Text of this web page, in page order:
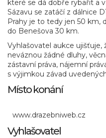
které se dá dobře rybařit a
Sázavu se zatáčí z dálnice
Prahy je to tedy jen 50 km,
do Benešova 30 km.
Vyhlašovatel aukce
neváznou žádné dluhy,
zástavní práva, nájemní
s výjimkou závad
Místo konání
www.drazebniweb.cz
Vyhlašovatel